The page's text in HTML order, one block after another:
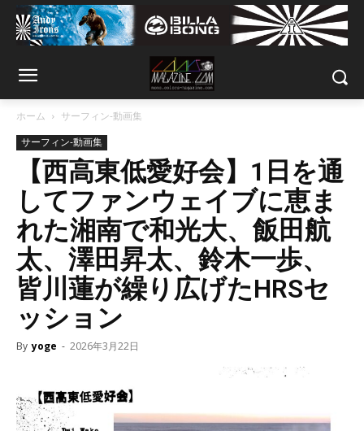
ホーム
サーフィン-動画集
サーフィン-動画集
【西高東低愛好会】1日を通
してファンウェイブに恵ま
れた湘南で和光大、飯田航
太、澤田昇太、鈴木一歩、
皆川蓮が繰り広げたHRSセ
ッション
By yoge - 2026年3月22日